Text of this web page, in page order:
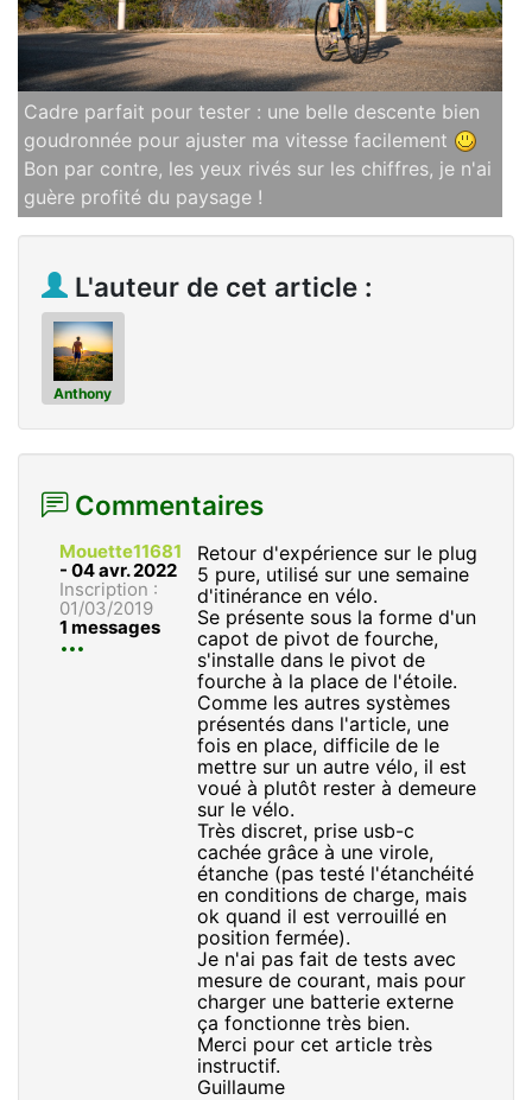
Cadre parfait pour tester : une belle descente bien
goudronnée pour ajuster ma vitesse facilement
Bon par contre, les yeux rivés sur les chiffres, je n'ai
guère profité du paysage !
L'auteur de cet article :
Anthony
Commentaires
Mouette11681
- 04 avr. 2022
Inscription :
01/03/2019
1 messages
Retour d'expérience sur le plug
5 pure, utilisé sur une semaine
d'itinérance en vélo.
Se présente sous la forme d'un
capot de pivot de fourche,
s'installe dans le pivot de
fourche à la place de l'étoile.
Comme les autres systèmes
présentés dans l'article, une
fois en place, difficile de le
mettre sur un autre vélo, il est
voué à plutôt rester à demeure
sur le vélo.
Très discret, prise usb-c
cachée grâce à une virole,
étanche (pas testé l'étanchéité
en conditions de charge, mais
ok quand il est verrouillé en
position fermée).
Je n'ai pas fait de tests avec
mesure de courant, mais pour
charger une batterie externe
ça fonctionne très bien.
Merci pour cet article très
instructif.
Guillaume